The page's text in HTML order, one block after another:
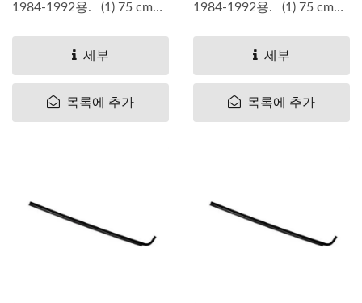
1984-1992용. (1) 75 cm
세부
목록에 추가
1984-1992용. (1) 75 cm
세부
목록에 추가